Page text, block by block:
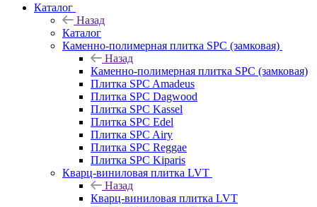
Каталог
Назад
Каталог
Каменно-полимерная плитка SPC (замковая)
Назад
Каменно-полимерная плитка SPC (замковая)
Плитка SPC Amadeus
Плитка SPC Dagwood
Плитка SPC Kassel
Плитка SPC Edel
Плитка SPC Airy
Плитка SPC Reggae
Плитка SPC Kiparis
Кварц-виниловая плитка LVT
Назад
Кварц-виниловая плитка LVT